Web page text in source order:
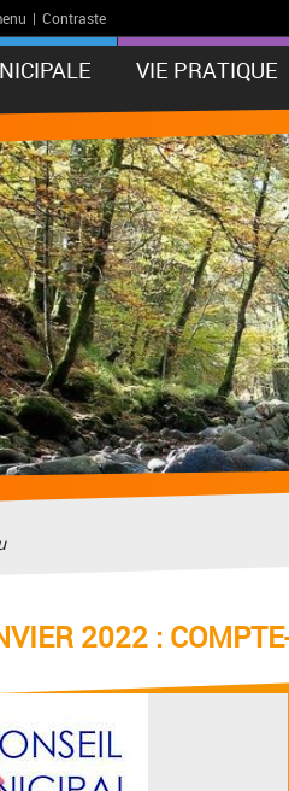
| Contraste
VIE PRATIQUE
2022 :